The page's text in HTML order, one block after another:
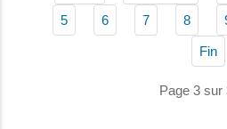
5 6 7 8
Fin
Page 3 sur